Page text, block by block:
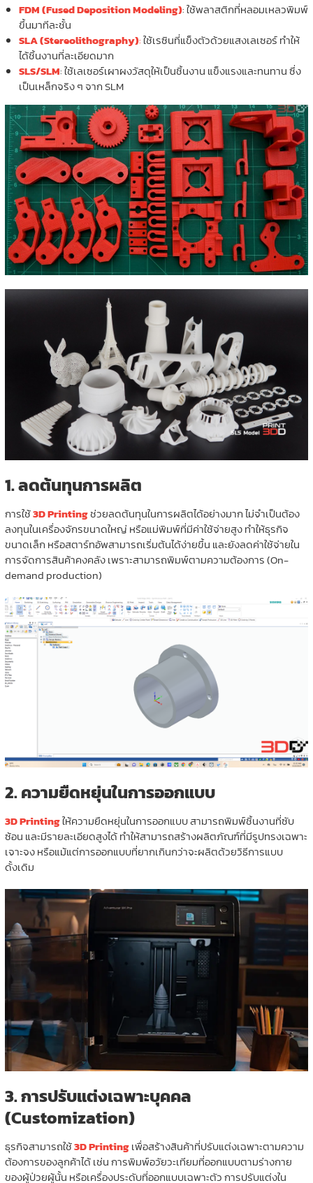
FDM (Fused Deposition Modeling): ใช้พลาสติกที่หลอมเหลวพิมพ์
ขึ้นมาทีละชั้น
SLA (Stereolithography):ใช้เรซินที่แข็งตัวด้วยแสงเลเซอร์ ทำให้
ได้ชิ้นงานที่ละเอียดมาก
SLS/SLM: ใช้เลเซอร์เผาผงวัสดุให้เป็นชิ้นงาน แข็งแรงและทนทาน ซึ่ง
เป็นเหล็กจริง ๆ จาก SLM
1.ลดต้นทุนการผลิต
การใช้3D Printingช่วยลดต้นทุนในการผลิตได้อย่างมาก ไม่จำเป็นต้อง
ลงทุนในเครื่องจักรขนาดใหญ่ หรือแม่พิมพ์ที่มีค่าใช้จ่ายสูง ทำให้ธุรกิจ
ขนาดเล็ก หรือสตาร์ทอัพสามารถเริ่มต้นได้ง่ายขึ้น และยังลดค่าใช้จ่ายใน
การจัดการสินค้าคงคลัง เพราะสามารถพิมพ์ตามความต้องการ (On-
demand production)
2.ความยืดหยุ่นในการออกแบบ
3D Printingให้ความยืดหยุ่นในการออกแบบ สามารถพิมพ์ชิ้นงานที่ซับ
ซ้อน และมีรายละเอียดสูงได้ ทำให้สามารถสร้างผลิตภัณฑ์ที่มีรูปทรงเฉพาะ
เจาะจง หรือแม้แต่การออกแบบที่ยากเกินกว่าจะผลิตด้วยวิธีการแบบ
ดั้งเดิม
3.การปรับแต่งเฉพาะบุคคล
(Customization)
ธุรกิจสามารถใช้3D Printingเพื่อสร้างสินค้าที่ปรับแต่งเฉพาะตามความ
ต้องการของลูกค้าได้ เช่น การพิมพ์อวัยวะเทียมที่ออกแบบตามร่างกาย
ของผู้ป่วยผู้นั้น หรือเครื่องประดับที่ออกแบบเฉพาะตัว การปรับแต่งใน